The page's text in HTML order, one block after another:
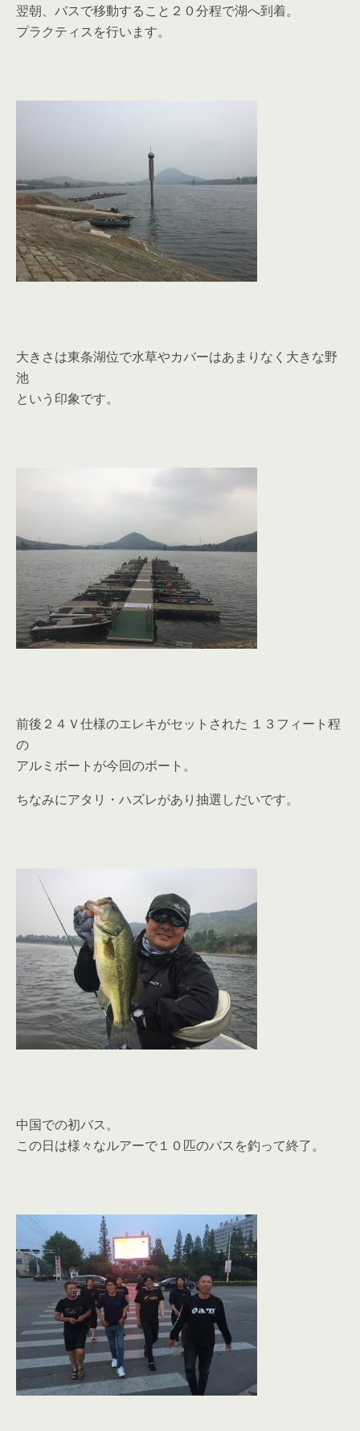
翌朝、バスで移動すること２０分程で湖へ到着。
プラクティスを行います。
大きさは東条湖位で水草やカバーはあまりなく大きな野
池
という印象です。
前後２４Ｖ仕様のエレキがセットされた １３フィート程
の
アルミボートが今回のボート。
ちなみにアタリ・ハズレがあり抽選しだいです。
中国での初バス。
この日は様々なルアーで１０匹のバスを釣って終了。